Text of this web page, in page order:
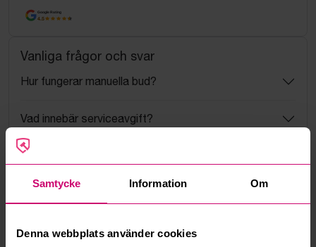
Samtycke Information Om
Denna webbplats använder cookies
Google Rating
4.5
Vanliga frågor och svar
Hur fungerar manuella bud?
Vad innebär serviceavgift?
Vad är ett reservationspris?
Hur fungerar maxbud?
Hur fungerar budmotorn?